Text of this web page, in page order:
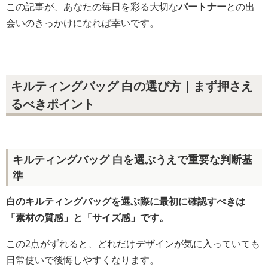
この記事が、あなたの毎日を彩る大切なパートナーとの出
会いのきっかけになれば幸いです。
キルティングバッグ 白の選び方｜まず押さえ
るべきポイント
キルティングバッグ 白を選ぶうえで重要な判断基
準
白のキルティングバッグを選ぶ際に最初に確認すべきは
「素材の質感」と「サイズ感」です。
この2点がずれると、どれだけデザインが気に入っていても
日常使いで後悔しやすくなります。